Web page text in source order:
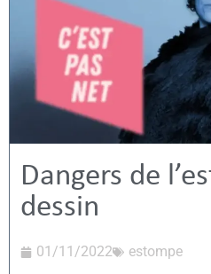
Dangers de
dessin
01/11/2022 estompe